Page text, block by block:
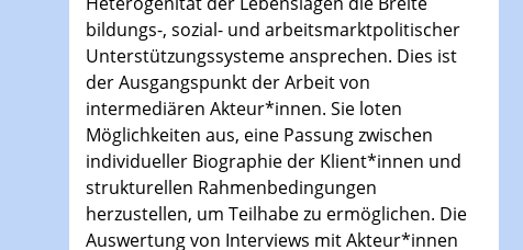
bildungs-, sozial- und arbeitsmarktpolitischer
Unterstützungssysteme ansprechen. Dies ist
der Ausgangspunkt der Arbeit von
intermediären Akteur*innen. Sie loten
Möglichkeiten aus, eine Passung zwischen
individueller Biographie der Klient*innen und
strukturellen Rahmenbedingungen
herzustellen, um Teilhabe zu ermöglichen. Die
Auswertung von Interviews mit Akteur*innen